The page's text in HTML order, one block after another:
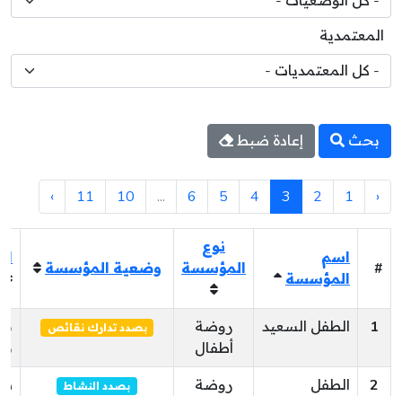
المعتمدية
بحث إعادة ضبط
‹
1
2
3
4
5
6
...
10
11
›
#
اسم
المؤسسة
نوع
المؤسسة
وضعية المؤسسة
1 الطفل السعيد
روضة
أطفال
بصدد تدارك نقائص
2
الطفل
روضة
بصدد النشاط